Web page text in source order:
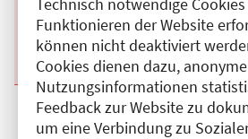
Funktionieren der Website
können nicht deaktiviert
Cookies dienen dazu, anonyme
Nutzungsinformationen
Feedback zur Website zu
um eine Verbindung zu
Kategorie:D
Fortbildungspunkte:2
Details anzeigen
Beginn:
01.02.2026 Ende und
-03.11.2026,00:01
Veranstaltungstitel:
On-Demand-E-Learning 2025: